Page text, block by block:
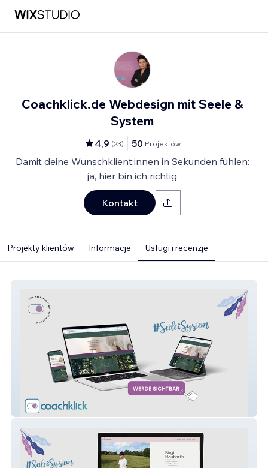
Coachklick.de Webdesign mit Seele &
System
4,9 (23) 50 Projektów
Damit deine Wunschklient:innen in Sekunden fühlen:
ja, hier bin ich richtig
Kontakt
Projekty klientów Informacje Usługi i recenzje
Bioenergetik Kammerlander